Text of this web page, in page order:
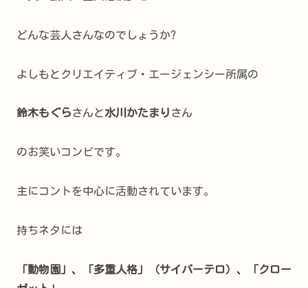
どんな芸人さんなのでしょうか?
よしもとクリエイティブ・エージェンシー所属の
鈴木もぐらさんと 水川かたまり さん
のお笑いコンビです。
主にコントを中心に活動されています。
持ちネタには
「動物園」、「多重人格」（サイバーテロ）、「クロー